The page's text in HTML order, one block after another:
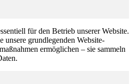
für den Betrieb unserer Website.
unsere grundlegenden Website-
ermöglichen – sie sammeln